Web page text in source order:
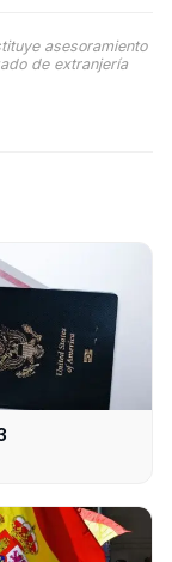
asesoramiento
de extranjería